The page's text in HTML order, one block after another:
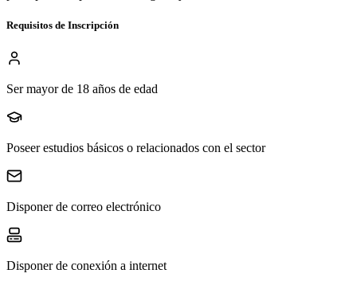
Requisitos de Inscripción
Ser mayor de 18 años de edad
Poseer estudios básicos o relacionados con el sector
Disponer de correo electrónico
Disponer de conexión a internet